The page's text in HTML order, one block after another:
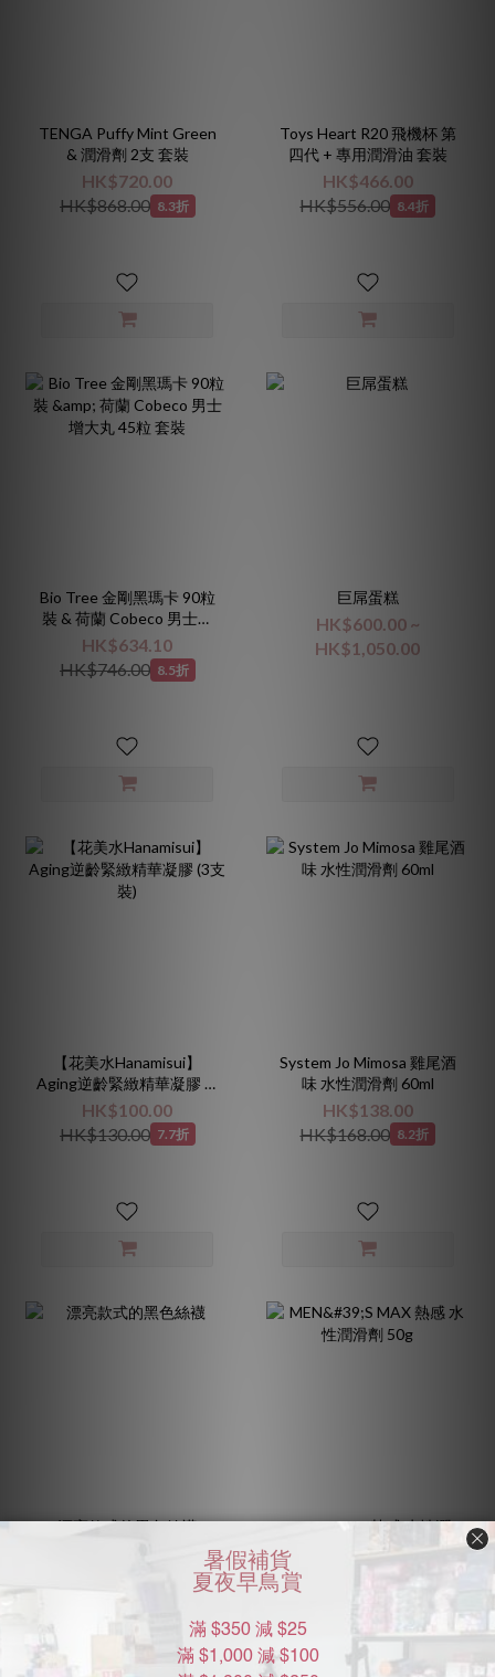
TENGA Puffy Mint Green
& 潤滑劑 2支 套裝
HK$720.00
HK$868.00 8.3折
Toys Heart R20 飛機杯 第
四代 + 專用潤滑油 套裝
HK$466.00
HK$556.00 8.4折
Bio Tree 金剛黑瑪卡 90粒
裝 & 荷蘭 Cobeco 男士增
大丸 45粒 套裝
HK$634.10
HK$746.00 8.5折
巨屌蛋糕
HK$600.00 ~
HK$1,050.00
【花美水Hanamisui】
Aging逆齡緊緻精華凝膠 (3
支裝)
HK$100.00
HK$130.00 7.7折
System Jo Mimosa 雞尾酒
味 水性潤滑劑 60ml
HK$138.00
HK$168.00 8.2折
漂亮款式的黑色絲襪
MEN'S MAX 熱感 水性潤
HK$75.00
HK$105.00